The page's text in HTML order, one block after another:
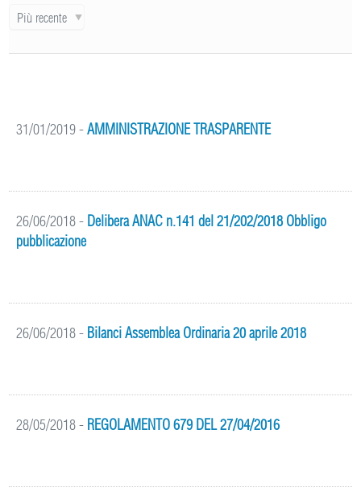
Più recente
31/01/2019-AMMINISTRAZIONE TRASPARENTE
26/06/2018- Delibera ANAC n.141 del 21/202/2018 Obbligo
pubblicazione
26/06/2018- Bilanci Assemblea Ordinaria 20 aprile 2018
28/05/2018- REGOLAMENTO 679 DEL 27/04/2016